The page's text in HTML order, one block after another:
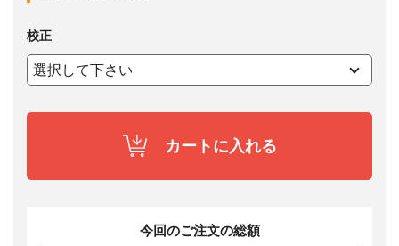
校正
カートに入れる
今回のご注文の総額